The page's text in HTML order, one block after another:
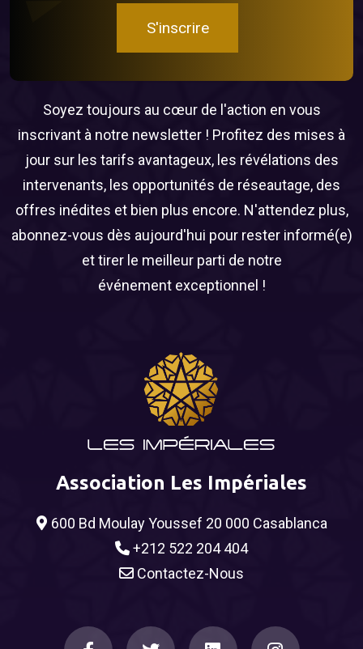
S'inscrire
Soyez toujours au cœur de l'action en vous
inscrivant à notre newsletter ! Profitez des mises à
jour sur les tarifs avantageux, les révélations des
intervenants, les opportunités de réseautage, des
offres inédites et bien plus encore. N'attendez plus,
abonnez-vous dès aujourd'hui pour rester informé(e)
et tirer le meilleur parti de notre
événement exceptionnel !
Association Les Impériales
600 Bd Moulay Youssef 20 000 Casablanca
+212 522 204 404
Contactez-Nous